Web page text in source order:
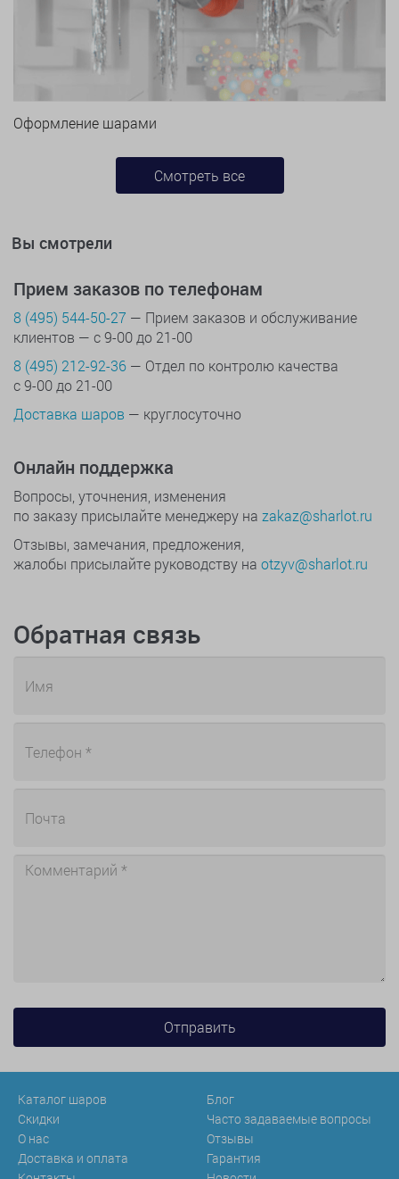
Оформление шарами
Смотреть все
Вы смотрели
Прием заказов по телефонам
8 (495) 544-50-27 — Прием заказов и обслуживание
клиентов — с 9-00 до 21-00
8 (495) 212-92-36 — Отдел по контролю качества
с 9-00 до 21-00
Доставка шаров — круглосуточно
Онлайн поддержка
Вопросы, уточнения, изменения
по заказу присылайте менеджеру на zakaz@sharlot.ru
Отзывы, замечания, предложения,
жалобы присылайте руководству на otzyv@sharlot.ru
Обратная связь
Каталог шаров
Скидки
О нас
Доставка и оплата
Блог
Часто задаваемые вопросы
Отзывы
Гарантия